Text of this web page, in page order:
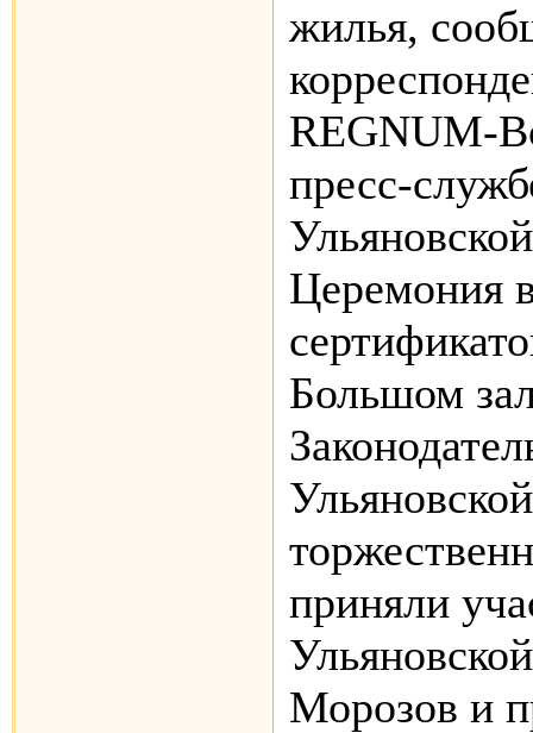
жилья,
REGNUM-
пресс-
Церемония
Большом
приняли
Морозов и